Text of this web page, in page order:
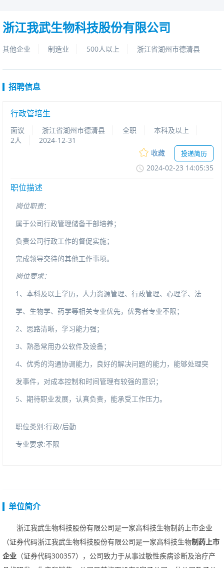
浙江我武生物科技股份有限公司
其他企业 制造业 500人以上 浙江省湖州市德清县
招聘信息
行政管培生
面议 浙江省湖州市德清县 全职
本科及以上
2人
2024-12-31
收藏
投递简历
2024-02-2314:05:35
职位描述
岗位职责：
属于公司行政管理储备干部培养；
负责公司行政工作的督促实施；
完成领导交待的其他工作事项。
岗位要求：
1 、本科及以上学历，人力资源管理、行政管理、心理学、法
学、生物学、药学等相关专业优先，优秀者专业不限；
2、思路清晰，学习能力强；
3、熟悉常用办公软件及设备；
4、优秀的沟通协调能力，良好的解决问题的能力，能够处理突
发事件，对成本控制和时间管理有较强的意识；
5、期待职业发展，认真负责，能承受工作压力。
职位类别:行政/后勤
专业要求:不限
单位简介
浙江我武生物科技股份有限公司是一家高科技生物制药上市企业
（证券代码浙江我武生物科技股份有限公司是一家高科技生物制药上市
企业 （证券代码300357），公司致力于从事过敏性疾病诊断及治疗产